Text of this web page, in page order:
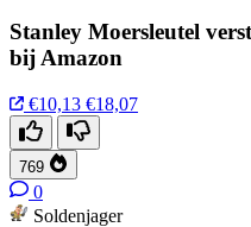
Stanley Moersleutel
bij Amazon
€10,13 €18,07
769
0
Soldenjager